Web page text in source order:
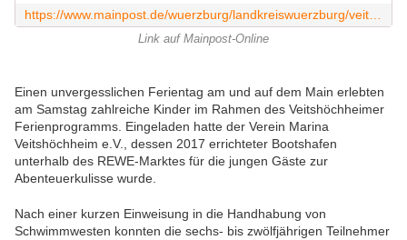
Link auf Mainpost-Online
Einen unvergesslichen Ferientag am und auf dem Main erlebten
am Samstag zahlreiche Kinder im Rahmen des Veitshöchheimer
Ferienprogramms. Eingeladen hatte der Verein Marina
Veitshöchheim e.V., dessen 2017 errichteter Bootshafen
unterhalb des REWE-Marktes für die jungen Gäste zur
Abenteuerkulisse wurde.
Nach einer kurzen Einweisung in die Handhabung von
Schwimmwesten konnten die sechs- bis zwölfjährigen Teilnehmer